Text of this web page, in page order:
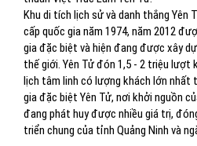
Khu di tích lịch sử và danh thắng Yên
cấp quốc gia năm 1974, năm 2012
gia đặc biệt và hiện đang được xây
thế giới. Yên Tử đón 1,5 - 2 triệu lượt
lịch tâm linh có lượng khách lớn nhất
gia đặc biệt Yên Tử, nơi khởi nguồn
đang phát huy được nhiều giá trị,
triển chung của tỉnh Quảng Ninh và